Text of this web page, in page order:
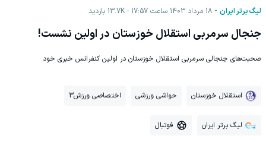
لیگ برتر ایران 18 مرداد 1403 ساعت 17:57 13.7K بازدید
جنجال سرمربی استقلال خوزستان در اولین نشست!
صحبت‌های جنجالی سرمربی استقلال خوزستان در اولین کنفرانس خبری خود
استقلال خوزستان حواشی ورزشی اختصاصی ورزش3
لیگ برتر ایران فوتبال